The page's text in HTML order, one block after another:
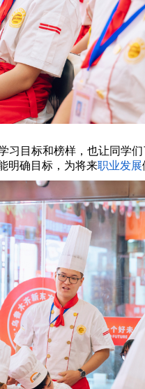
习目标和榜样，也让同学
明确目标，为将来职业发展